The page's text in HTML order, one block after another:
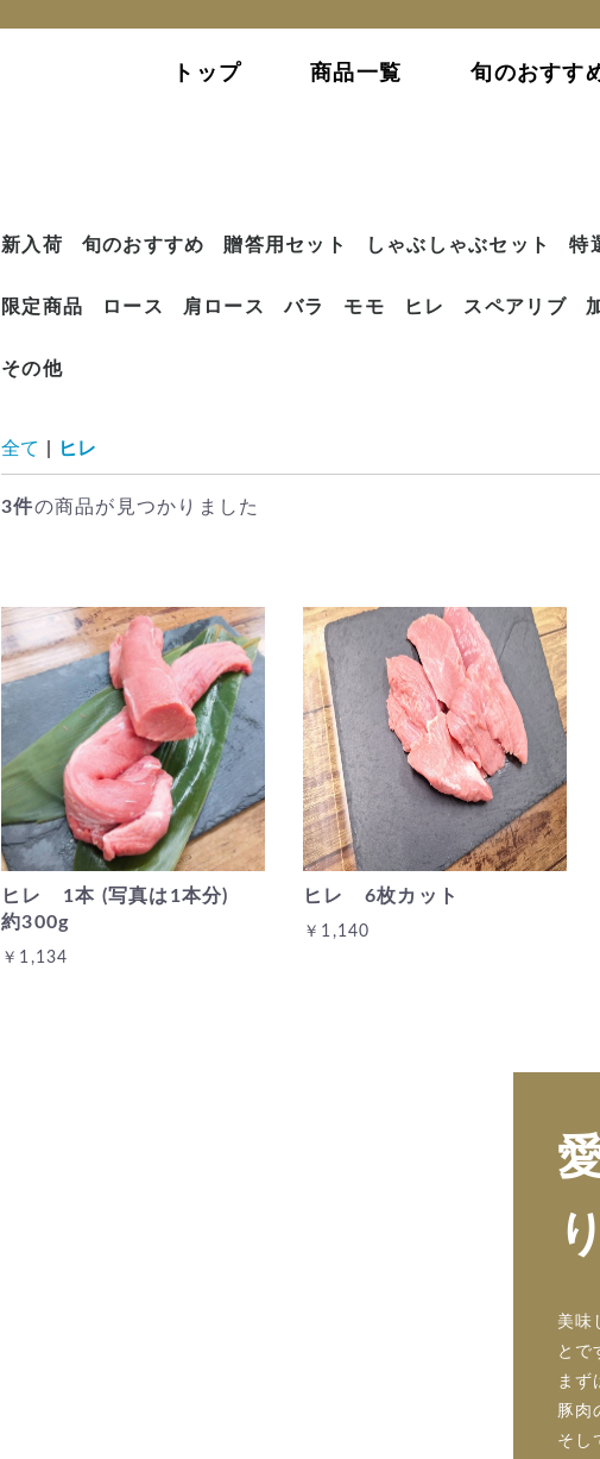
トップ 商品一覧 旬のおすす
新入荷 旬のおすすめ 贈答用セット しゃぶしゃぶセット 特
限定商品 ロース 肩ロース バラ モモ ヒレ スペアリブ
その他
全て ヒレ
3件の商品が見つかりました
ヒレ 1本 (写真は1本分)
約300g
￥1,134
ヒレ 6枚カット
￥1,140
美味
とで
まず
豚肉
そし